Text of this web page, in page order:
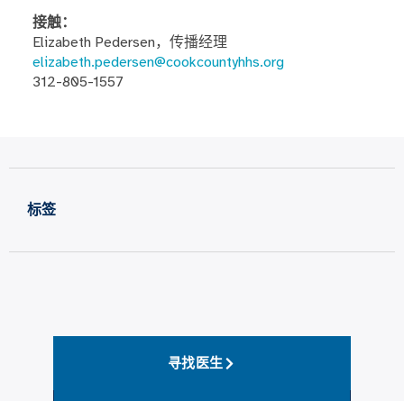
接触：
Elizabeth Pedersen，传播经理
elizabeth.pedersen@cookcountyhhs.org
312-805-1557
标签
寻找医生